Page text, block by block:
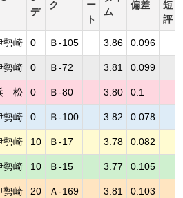
デ
ク
ー
ト
ム
偏差
短
評
勢崎 0 Ｂ-105 3.86 0.096
勢崎 0 Ｂ-72 3.81 0.099
松 0 Ｂ-80 3.80 0.1
勢崎 0 Ｂ-100 3.82 0.078
勢崎 10 Ｂ-17 3.78 0.082
勢崎 10 Ｂ-15 3.77 0.105
勢崎 20 Ａ-169 3.81 0.103